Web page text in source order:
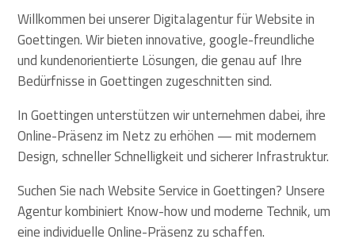
Willkommen bei unserer Digitalagentur für Website in
Goettingen. Wir bieten innovative, google-freundliche
und kundenorientierte Lösungen, die genau auf Ihre
Bedürfnisse in Goettingen zugeschnitten sind.
In Goettingen unterstützen wir unternehmen dabei, ihre
Online-Präsenz im Netz zu erhöhen — mit modernem
Design, schneller Schnelligkeit und sicherer Infrastruktur.
Suchen Sie nach Website Service in Goettingen? Unsere
Agentur kombiniert Know-how und moderne Technik, um
eine individuelle Online-Präsenz zu schaffen.